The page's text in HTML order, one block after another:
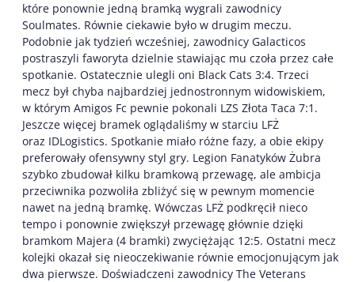
które ponownie jedną bramką wygrali zawodnicy
Soulmates. Równie ciekawie było w drugim meczu.
Podobnie jak tydzień wcześniej, zawodnicy Galacticos
postraszyli faworyta dzielnie stawiając mu czoła przez całe
spotkanie. Ostatecznie ulegli oni Black Cats 3:4. Trzeci
mecz był chyba najbardziej jednostronnym widowiskiem,
w którym Amigos Fc pewnie pokonali LZS Złota Taca 7:1.
Jeszcze więcej bramek oglądaliśmy w starciu LFŻ
oraz IDLogistics. Spotkanie miało różne fazy, a obie ekipy
preferowały ofensywny styl gry. Legion Fanatyków Żubra
szybko zbudował kilku bramkową przewagę, ale ambicja
przeciwnika pozwoliła zbliżyć się w pewnym momencie
nawet na jedną bramkę. Wówczas LFŻ podkręcił nieco
tempo i ponownie zwiększył przewagę głównie dzięki
bramkom Majera (4 bramki) zwyciężając 12:5. Ostatni mecz
kolejki okazał się nieoczekiwanie równie emocjonującym jak
dwa pierwsze. Doświadczeni zawodnicy The Veterans